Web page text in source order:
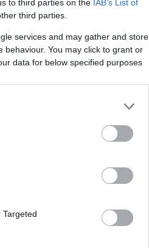
to third parties on the IAB’s List of
third parties.
services and may gather and store
behaviour. You may click to grant or
data for below specified purposes
tra cui il
della